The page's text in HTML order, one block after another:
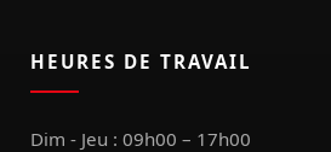
HEURES DE TRAVAIL
Dim - Jeu : 09h00 – 17h00